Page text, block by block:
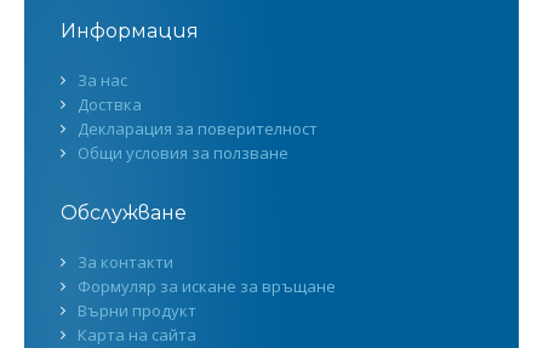
Информация
За нас
Доствка
Декларация за поверителност
Общи условия за ползване
Обслужване
За контакти
Формуляр за искане за връщане
Върни продукт
Карта на сайта